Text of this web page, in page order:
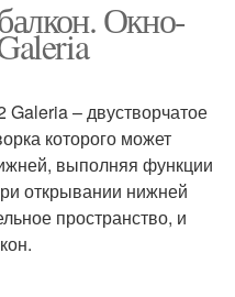
Окно-
– двустворчатое
которого может
выполняя функции
открывании нижней
пространство, и